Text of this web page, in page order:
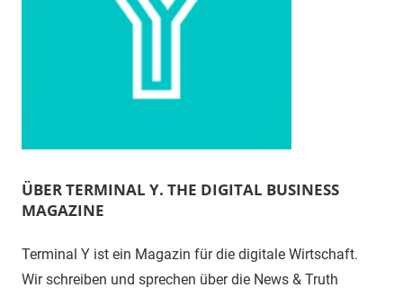
ÜBER TERMINAL Y. THE DIGITAL BUSINESS
MAGAZINE
Terminal Y ist ein Magazin für die digitale Wirtschaft.
Wir schreiben und sprechen über die News & Truth